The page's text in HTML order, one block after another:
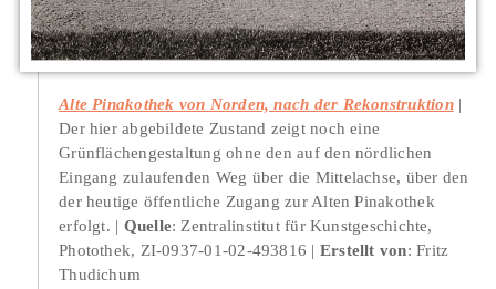
Alte Pinakothek von Norden, nach der Rekonstruktion
Der hier abgebildete Zustand zeigt noch eine
Grünflächengestaltung ohne den auf den nördlichen
Eingang zulaufenden Weg über die Mittelachse, über den
der heutige öffentliche Zugang zur Alten Pinakothek
erfolgt.
Quelle: Zentralinstitut für Kunstgeschichte,
Photothek, ZI-0937-01-02-493816
Erstellt von: Fritz
Thudichum